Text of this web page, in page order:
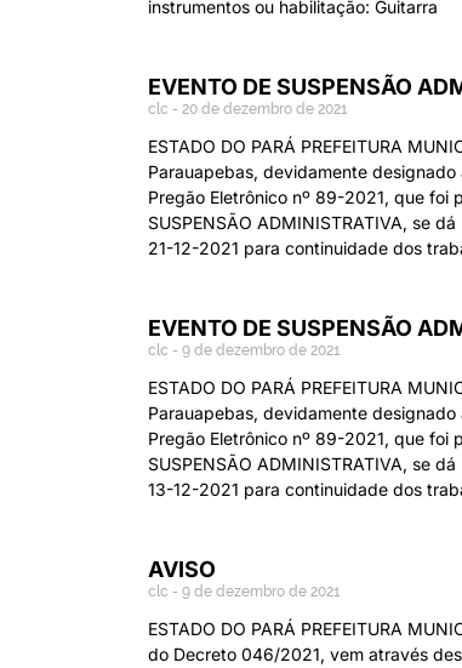
instrumentos ou habilitação: Guitarra
EVENTO DE SUSPENSÃO
clc 20 de dezembro de 2021
ESTADO DO PARÁ PREFEITURA
Parauapebas, devidamente
Pregão Eletrônico nº 89-2021, que foi
SUSPENSÃO ADMINISTRATIVA, se
21-12-2021 para continuidade dos
EVENTO DE SUSPENSÃO
clc 9 de dezembro de 2021
ESTADO DO PARÁ PREFEITURA
Parauapebas, devidamente
Pregão Eletrônico nº 89-2021, que foi
SUSPENSÃO ADMINISTRATIVA, se
13-12-2021 para continuidade dos
AVISO
clc 9 de dezembro de 2021
ESTADO DO PARÁ PREFEITURA
do Decreto 046/2021, vem através